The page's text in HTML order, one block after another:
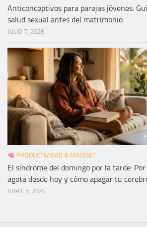
Anticonceptivos para parejas jóvenes:
salud sexual antes del matrimonio
JULIO 7, 2026
PRODUCTIVIDAD & MINDSET
El síndrome del domingo por la tarde:
agota desde hoy y cómo apagar tu
ABRIL 5, 2026